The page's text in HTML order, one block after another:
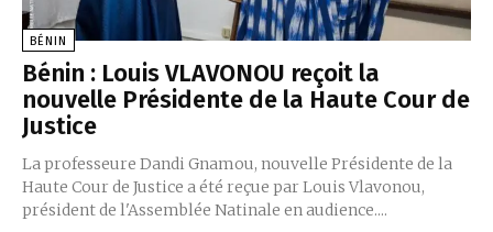
BÉNIN
Bénin : Louis VLAVONOU reçoit la
nouvelle Présidente de la Haute Cour de
Justice
La professeure Dandi Gnamou, nouvelle Présidente de la
Haute Cour de Justice a été reçue par Louis Vlavonou,
président de l'Assemblée Natinale en audience....